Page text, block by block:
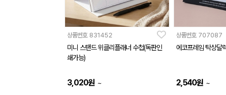
상품번호 831452
미니 스탠드 위클리플래너 수첩(독판인
쇄가능)
3,020원 ~
상품번호 707087
에코프레임 탁상달
2,540원 ~